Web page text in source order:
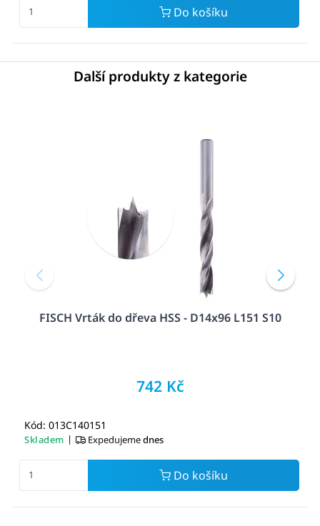
Do košíku
Další produkty z kategorie
FISCH Vrták do dřeva HSS - D14x96 L151 S10
742 Kč
Kód: 013C140151
Skladem | Expedujemednes
Do košíku